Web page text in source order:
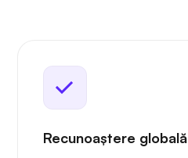
Recunoaștere globală